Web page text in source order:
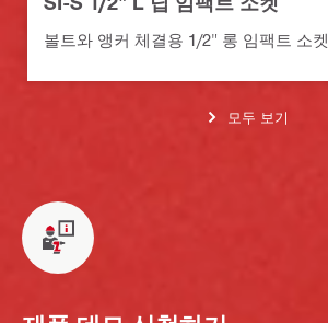
볼트와 앵커 체결용 1/2" 롱 임팩트 소켓
모두 보기